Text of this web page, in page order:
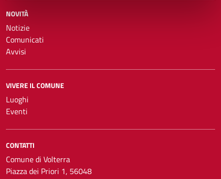
NOVITÀ
Notizie
Comunicati
Avvisi
VIVERE IL COMUNE
Luoghi
Eventi
CONTATTI
Comune di Volterra
Piazza dei Priori 1, 56048